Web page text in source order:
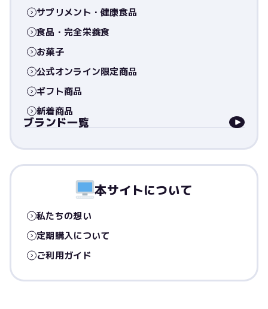
サプリメント・健康食品
食品・完全栄養食
お菓子
公式オンライン限定商品
ギフト商品
新着商品
ブランド一覧
本サイトについて
私たちの想い
定期購入について
ご利用ガイド